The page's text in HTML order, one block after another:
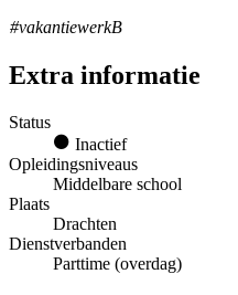
#vakantiewerkB
Extra informatie
Status
Inactief
Opleidingsniveaus
Middelbare school
Plaats
Drachten
Dienstverbanden
Parttime (overdag)